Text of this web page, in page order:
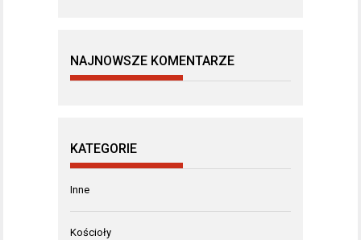
NAJNOWSZE KOMENTARZE
KATEGORIE
Inne
Kościoły